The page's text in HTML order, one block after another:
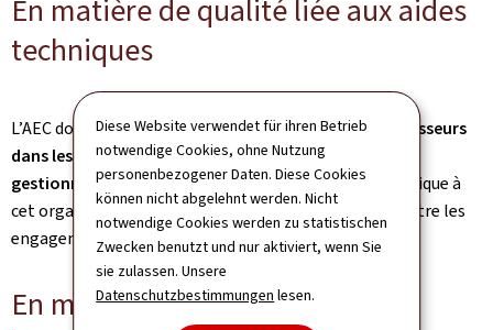
Diese Website verwendet für ihren Betrieb
notwendige Cookies, ohne Nutzung
personenbezogener Daten. Diese Cookies
können nicht abgelehnt werden. Nicht
notwendige Cookies werden zu statistischen
Zwecken benutzt und nur aktiviert, wenn Sie
sie zulassen. Unsere
Datenschutzbestimmungen lesen.
En matière de qualité liée aux aides
techniques
L’AEC doit
vérifier les engagements pris par les fournisseurs
dans les contrats qu’ils concluent avec l’organisme
gestionnairede l’assurance dépendance. Elle communique à
cet organisme tout écart injustifié qu’elle constate entre les
engagements pris et les aides techniques fournies.
En matière d’adaptations du